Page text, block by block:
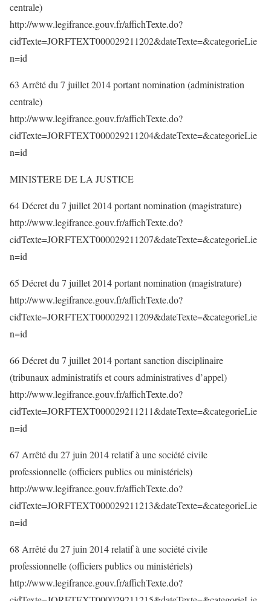
centrale)
http://www.legifrance.gouv.fr/affichTexte.do?
cidTexte=JORFTEXT000029211202&dateTexte=&categorieLie
n=id
63 Arrêté du 7 juillet 2014 portant nomination (administration
centrale)
http://www.legifrance.gouv.fr/affichTexte.do?
cidTexte=JORFTEXT000029211204&dateTexte=&categorieLie
n=id
MINISTERE DE LA JUSTICE
64 Décret du 7 juillet 2014 portant nomination (magistrature)
http://www.legifrance.gouv.fr/affichTexte.do?
cidTexte=JORFTEXT000029211207&dateTexte=&categorieLie
n=id
65 Décret du 7 juillet 2014 portant nomination (magistrature)
http://www.legifrance.gouv.fr/affichTexte.do?
cidTexte=JORFTEXT000029211209&dateTexte=&categorieLie
n=id
66 Décret du 7 juillet 2014 portant sanction disciplinaire
(tribunaux administratifs et cours administratives d’appel)
http://www.legifrance.gouv.fr/affichTexte.do?
cidTexte=JORFTEXT000029211211&dateTexte=&categorieLie
n=id
67 Arrêté du 27 juin 2014 relatif à une société civile
professionnelle (officiers publics ou ministériels)
http://www.legifrance.gouv.fr/affichTexte.do?
cidTexte=JORFTEXT000029211213&dateTexte=&categorieLie
n=id
68 Arrêté du 27 juin 2014 relatif à une société civile
professionnelle (officiers publics ou ministériels)
http://www.legifrance.gouv.fr/affichTexte.do?